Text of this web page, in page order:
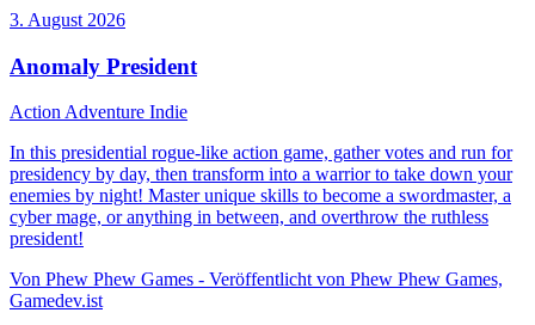
3. August 2026
Anomaly President
ActionAdventure Indie
In this presidential rogue-like action game, gather votes and run for
presidency by day, then transform into a warrior to take down your
enemies by night! Master unique skills to become a swordmaster, a
cyber mage, or anything in between, and overthrow the ruthless
president!
Von Phew Phew Games - Veröffentlicht von Phew Phew Games,
Gamedev.ist